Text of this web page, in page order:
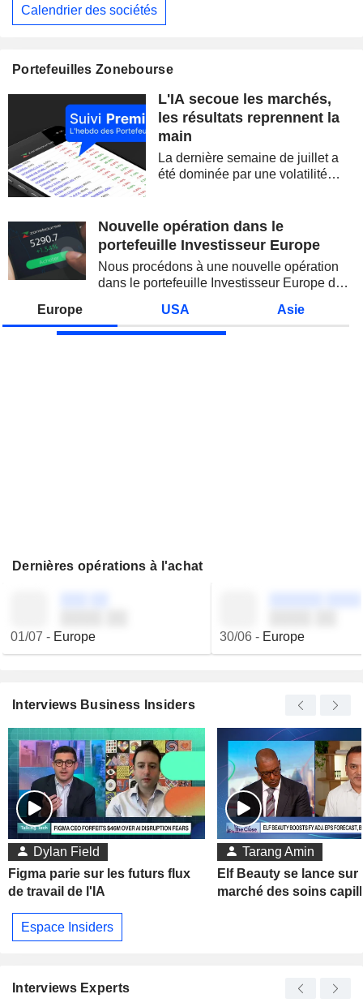
Calendrier des sociétés
Portefeuilles Zonebourse
L'IA secoue les marchés,
les résultats reprennent la
main
La dernière semaine de juillet a
été dominée par une volatilité
semi-conducteurs. Les
inquiétudes sur la soutenabilité
Nouvelle opération dans le
portefeuille Investisseur Europe
Nous procédons à une nouvelle opération
dans le portefeuille Investisseur Europe de
Europe USA Asie
Dernières opérations à l'achat
01/07 - Europe 30/06- Europe
Interviews Business Insiders
Dylan Field
Figma parie sur les futurs flux
de travail de l'IA
Tarang Amin
Elf Beauty se lance sur
marché des soins
Espace Insiders
Interviews Experts